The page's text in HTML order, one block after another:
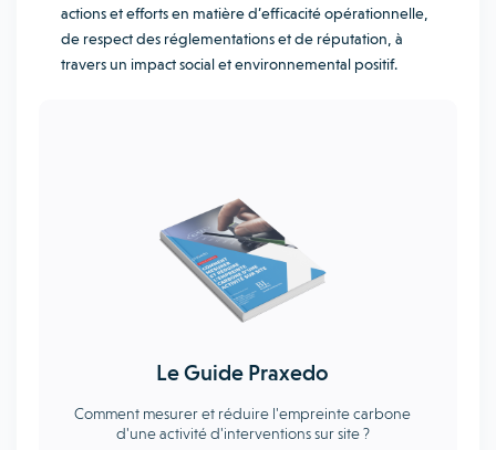
actions et efforts en matière d’efficacité opérationnelle,
de respect des réglementations et de réputation, à
travers un impact social et environnemental positif.
Le Guide Praxedo
Comment mesurer et réduire l'empreinte carbone
d'une activité d'interventions sur site ?